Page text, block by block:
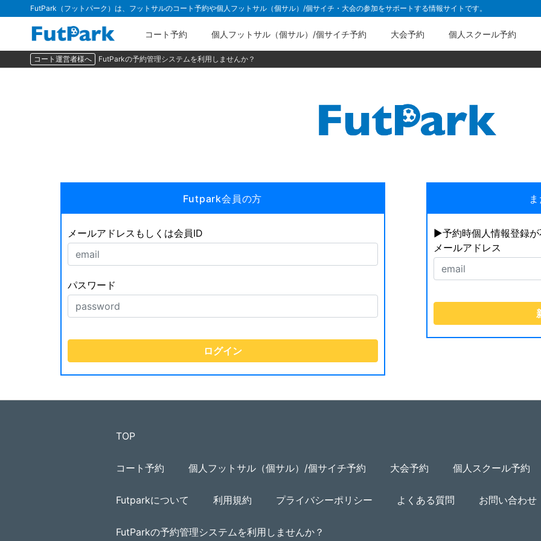
FutPark（フットパーク）は、フットサルのコート予約や個人フットサル（個サル）/個サイチ・大会の参加をサポートする情報サイトです。
コート予約 個人フットサル（個サル）/個サイチ予約 大会予約 個人スクール予約
コート運営者様へ FutParkの予約管理システムを利用しませんか？
Futpark会員の方
メールアドレスもしくは会員ID
パスワード
▶︎予約時個人情報登録
メールアドレス
TOP
コート予約 個人フットサル（個サル）/個サイチ予約 大会予約 個人スクール予約
Futparkについて 利用規約 プライバシーポリシー よくある質問 お問い合わせ
FutParkの予約管理システムを利用しませんか？